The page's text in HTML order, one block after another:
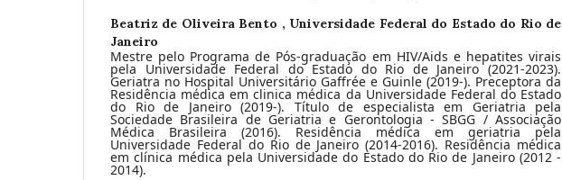
Beatriz de Oliveira Bento , Universidade Federal do Estado do Rio de
Janeiro
Mestre pelo Programa de Pós-graduação em HIV/Aids e hepatites virais
pela Universidade Federal do Estado do Rio de Janeiro (2021-2023).
Geriatra no Hospital Universitário Gaffrée e Guinle (2019-). Preceptora da
Residência médica em clinica médica da Universidade Federal do Estado
do Rio de Janeiro (2019-). Título de especialista em Geriatria pela
Sociedade Brasileira de Geriatria e Gerontologia - SBGG / Associação
Médica Brasileira (2016). Residência médica em geriatria pela
Universidade Federal do Rio de Janeiro (2014-2016). Residência médica
em clínica médica pela Universidade do Estado do Rio de Janeiro (2012 -
2014).